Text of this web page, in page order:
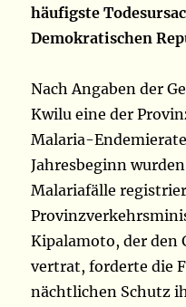
häufigste
Demokratischen
Nach Angaben der
Kwilu eine der
Malaria-
Jahresbeginn
Malariafälle
Kipalamoto, der den
vertrat, forderte die
nächtlichen Schutz